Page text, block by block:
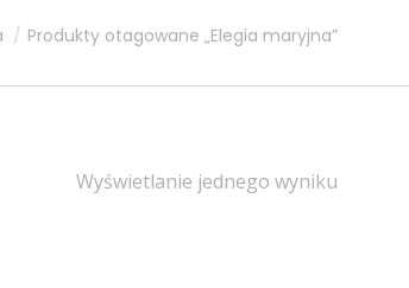
Produkty otagowane „Elegia maryjna”
Wyświetlanie jednego wyniku